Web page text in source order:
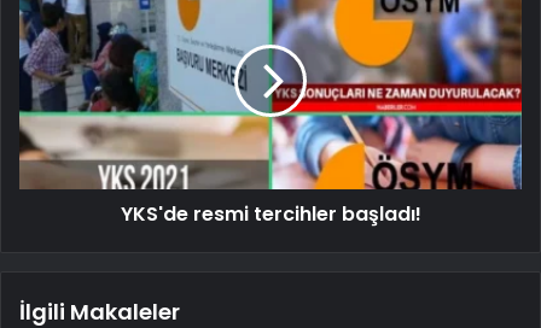
YKS'de resmi tercihler başladı!
İlgili Makaleler